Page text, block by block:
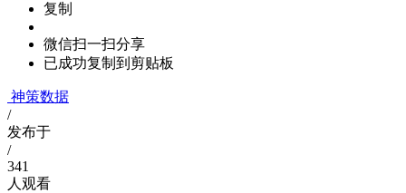
复制
微信扫一扫分享
已成功复制到剪贴板
神策数据
/
发布于
/
341
人观看